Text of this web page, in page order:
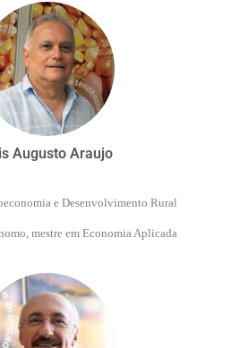
Augusto Araujo
e Desenvolvimento Rural
mestre em Economia Aplicada